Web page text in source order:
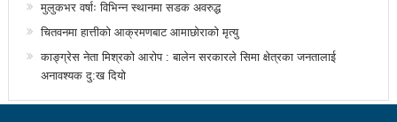
प्रा.डा.शिवशरण महर्जन, मेयरका उम्मेदवार, कीर्तिपुर नगरपालिका
उपनिर्वाचन: ३१ जनाको उम्मेदवारी फिर्ता, रुकुमपूर्वमा काँग्रेस
एमाले गठबन्धनका उम्मेदवारको समर्थन माओवादीलाई
मुलुकभर वर्षाः विभिन्न स्थानमा सडक अवरुद्ध
चितवनमा हात्तीको आक्रमणबाट आमाछोराको मृत्यु
काङ्ग्रेस नेता मिश्रको आरोप : बालेन सरकारले सिमा क्षेत्रका जनतालाई
अनावश्यक दु:ख दियो